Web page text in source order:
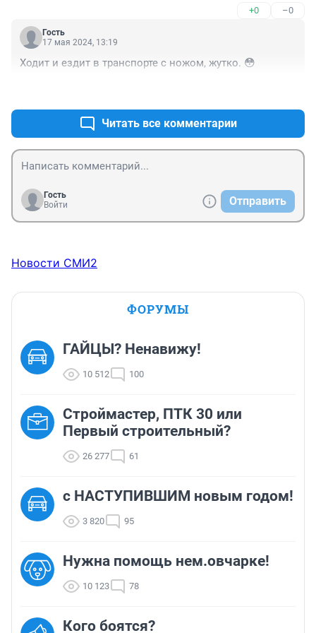
+0 –0
Гость
17 мая 2024, 13:19
Ходит и ездит в транспорте с ножом, жутко. 😳
Читать все комментарии
Гость
Войти
Отправить
Новости СМИ2
ФОРУМЫ
ГАЙЦЫ? Ненавижу!
10 512 100
Строймастер, ПТК 30 или
Первый строительный?
26 277 61
с НАСТУПИВШИМ новым годом!
3 820 95
Нужна помощь нем.овчарке!
10 123 78
Кого боятся?